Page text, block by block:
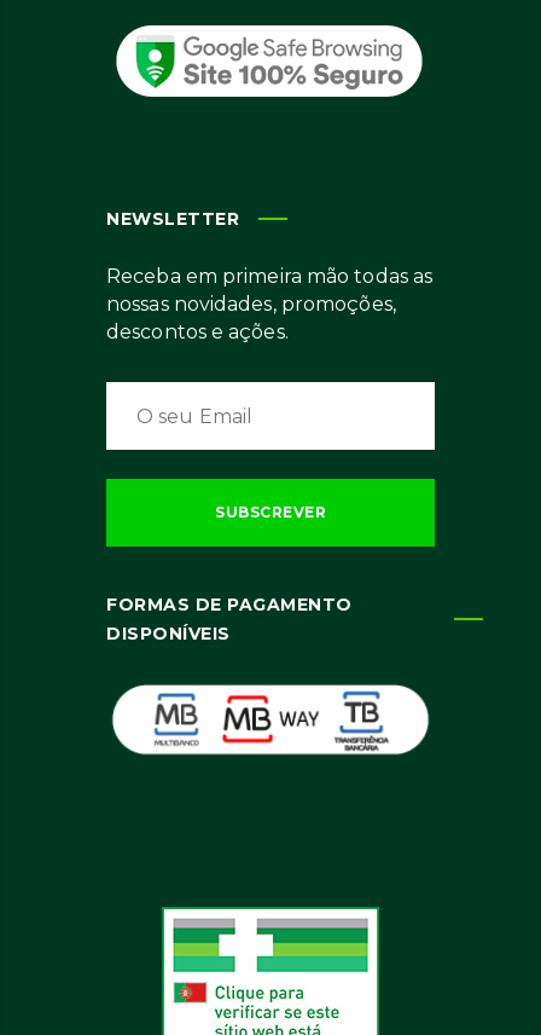
NEWSLETTER
Receba em primeira mão todas as
nossas novidades, promoções,
descontos e ações.
FORMAS DE PAGAMENTO
DISPONÍVEIS